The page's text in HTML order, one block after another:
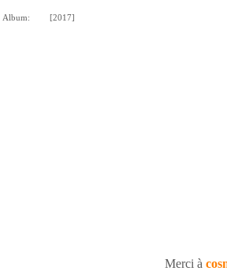
Album: [2017]
Merci à